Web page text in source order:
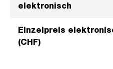
elektronisch
Einzelpreis
(CHF)